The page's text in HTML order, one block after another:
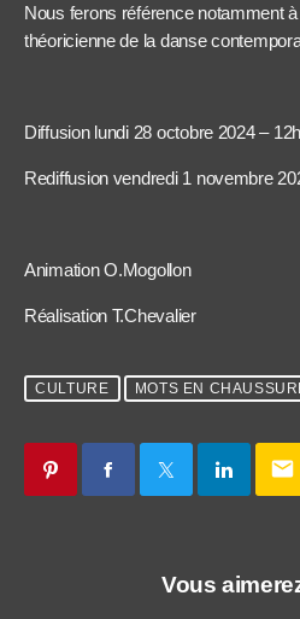
Nous ferons référence notamment
théoricienne de la danse
Diffusion lundi 28 octobre 2024 –
Rediffusion vendredi 1 novembre
Animation O.Mogollon
Réalisation T.Chevalier
CULTURE MOTS EN
email
Vous